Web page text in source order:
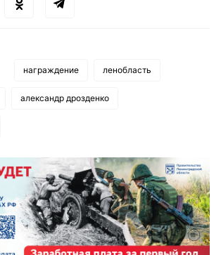
награждение ленобласть
александр дрозденко